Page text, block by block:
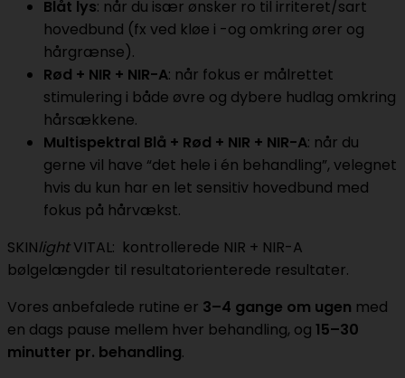
Blåt lys: når du især ønsker ro til irriteret/sart
hovedbund (fx ved kløe i -og omkring ører og
hårgrænse).
Rød + NIR + NIR-A: når fokus er målrettet
stimulering i både øvre og dybere hudlag omkring
hårsækkene.
Multispektral Blå + Rød + NIR + NIR-A: når du
gerne vil have “det hele i én behandling”, velegnet
hvis du kun har en let sensitiv hovedbund med
fokus på hårvækst.
SKINlightVITAL: kontrollerede NIR + NIR-A
bølgelængder til resultatorienterede resultater.
Vores anbefalede rutine er 3–4 gange om ugen med
en dags pause mellem hver behandling, og 15–30
minutter pr. behandling.